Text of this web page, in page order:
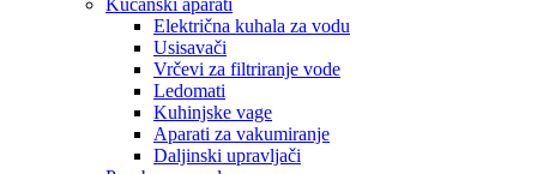
Kućanski aparati
Električna kuhala za vodu
Usisavači
Vrčevi za filtriranje vode
Ledomati
Kuhinjske vage
Aparati za vakumiranje
Daljinski upravljači